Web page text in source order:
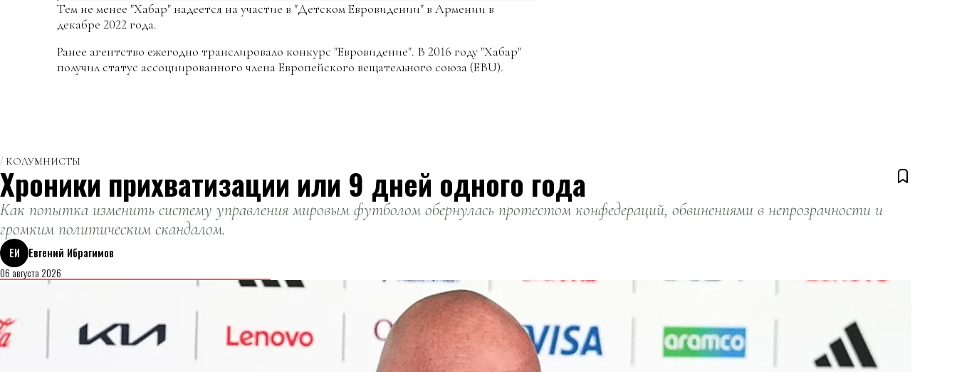
Тем не менее "Хабар" надеется на участие в "Детском Евровидении" в Армении в
декабре 2022 года.
Ранее агентство ежегодно транслировало конкурс "Евровидение". В 2016 году "Хабар"
получил статус ассоциированного члена Европейского вещательного союза (EBU).
КОЛУМНИСТЫ
Хроники прихватизации или 9 дней одного года
Как попытка изменить систему управления мировым футболом обернулась протестом конфедераций, обвинениями в непрозрачности и
громким политическим скандалом.
ЕИ
Евгений Ибрагимов
06 августа 2026